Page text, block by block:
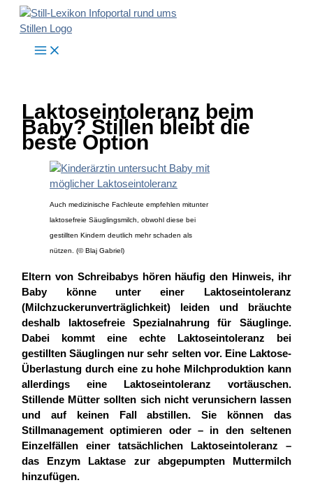
Zum
Inhalt
Laktoseintoleranz beim
Baby? Stillen bleibt die
beste Option
Auch medizinische Fachleute empfehlen mitunter
laktosefreie Säuglingsmilch, obwohl diese bei
gestillten Kindern deutlich mehr schaden als
nützen. (© Blaj Gabriel)
Eltern von Schreibabys hören häufig den Hinweis, ihr
Baby könne unter einer Laktoseintoleranz
(Milchzuckerunverträglichkeit) leiden und bräuchte
deshalb laktosefreie Spezialnahrung für Säuglinge.
Dabei kommt eine echte Laktoseintoleranz bei
gestillten Säuglingen nur sehr selten vor. Eine Laktose-
Überlastung durch eine zu hohe Milchproduktion kann
allerdings eine Laktoseintoleranz vortäuschen.
Stillende Mütter sollten sich nicht verunsichern lassen
und auf keinen Fall abstillen. Sie können das
Stillmanagement optimieren oder – in den seltenen
Einzelfällen einer tatsächlichen Laktoseintoleranz –
das Enzym Laktase zur abgepumpten Muttermilch
hinzufügen.